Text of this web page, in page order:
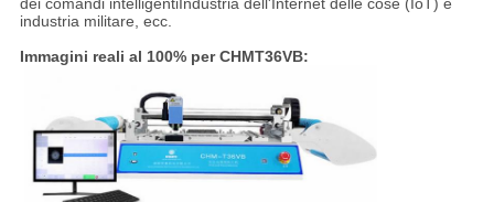
dei comandi intelligentiIndustria dell'Internet delle cose (IoT) e
industria militare, ecc.
Immagini reali al 100% per CHMT36VB: